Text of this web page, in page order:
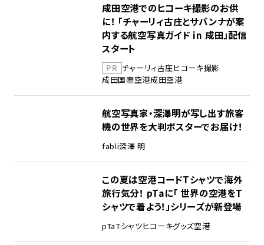
成田空港でのヒコーキ撮影のお供
に！ 「チャーリィ古庄とサバンナが案
内する航空写真ガイド in 成田」配信
スタート
PR チャーリィ古庄ヒコーキ撮影
成田国際空港成田空港
航空写真家・深澤明が写し出す旅客
機の世界を大判ポスターでお届け！
fabli深澤 明
この夏は空港コードTシャツで海外
旅行気分！ pTaに「 世界の空港をT
シャツで着よう！」シリーズが新登場
pTaTシャツヒコーキグッズ空港